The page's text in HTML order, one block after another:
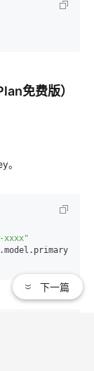
免费版）
。
xxxx"
下一篇